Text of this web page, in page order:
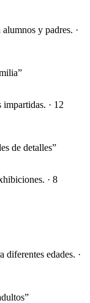
y padres. ·
· 12
de detalles”
· 8
edades. ·